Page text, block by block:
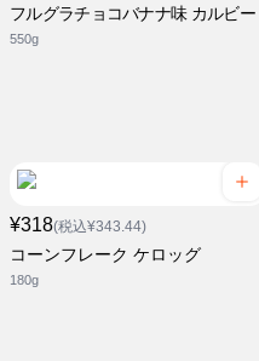
フルグラチョコバナナ味 カルビー
550g
¥318(税込¥343.44)
コーンフレーク ケロッグ
180g